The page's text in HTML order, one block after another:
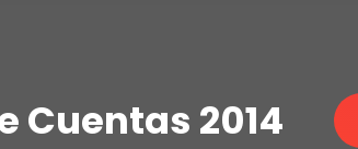
Cuentas 2014